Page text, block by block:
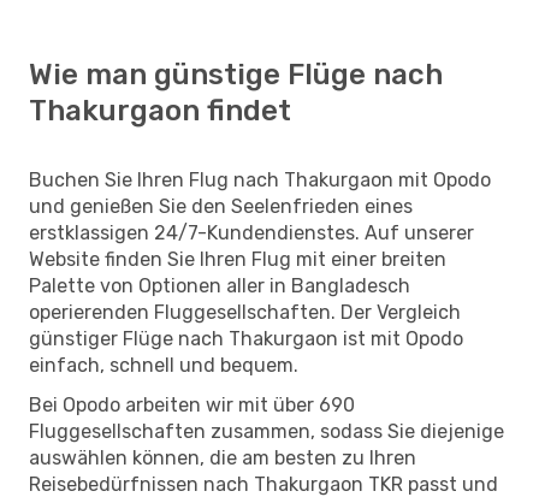
Wie man günstige Flüge nach
Thakurgaon findet
Buchen Sie Ihren Flug nach Thakurgaon mit Opodo
und genießen Sie den Seelenfrieden eines
erstklassigen 24/7-Kundendienstes. Auf unserer
Website finden Sie Ihren Flug mit einer breiten
Palette von Optionen aller in Bangladesch
operierenden Fluggesellschaften. Der Vergleich
günstiger Flüge nach Thakurgaon ist mit Opodo
einfach, schnell und bequem.
Bei Opodo arbeiten wir mit über 690
Fluggesellschaften zusammen, sodass Sie diejenige
auswählen können, die am besten zu Ihren
Reisebedürfnissen nach Thakurgaon TKR passt und